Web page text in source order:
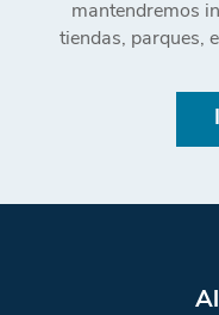
mantendremos
tiendas, parques,